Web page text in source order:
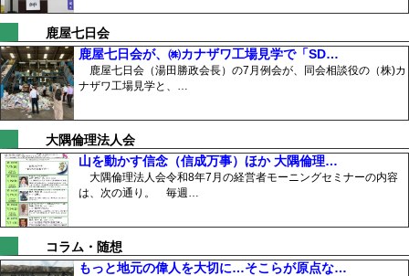
鹿屋七日会
鹿屋七日会が、㈱カナザワ工場見学で「SD…
鹿屋七日会（湯田勝政会長）の7月例会が、同会相談役の（株)カ
ナザワ工場見学と、…
大隅倫理法人会
山を動かす信念（信成万事）ほか 大隅倫理…
大隅倫理法人会令和8年7月の経営者モーニングセミナーの内容
は、次の通り。 毎週…
コラム・随想
もっと地元の偉人を大切に…そこらが原点な…